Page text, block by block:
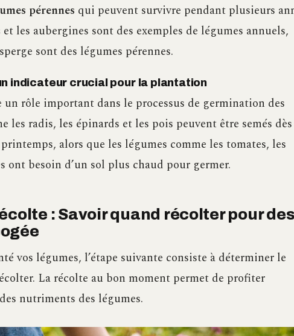
pérennes qui peuvent survivre pendant plusieurs
les aubergines sont des exemples de légumes annuels,
sont des légumes pérennes.
indicateur crucial pour la plantation
un rôle important dans le processus de germination des
les radis, les épinards et les pois peuvent être semés
alors que les légumes comme les tomates, les
ont besoin d’un sol plus chaud pour germer.
: Savoir quand récolter pour des
vos légumes, l’étape suivante consiste à déterminer le
La récolte au bon moment permet de profiter
nutriments des légumes.